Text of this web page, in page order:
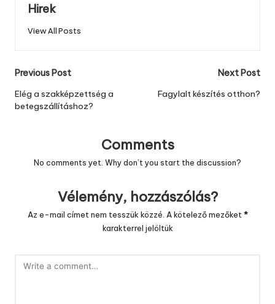
Hirek
View All Posts
Post
navigation
Previous Post
Elég a szakképzettség a
betegszállításhoz?
Next Post
Fagylalt készítés otthon?
Comments
No comments yet. Why don’t you start the discussion?
Vélemény, hozzászólás?
Az e-mail címet nem tesszük közzé. A kötelező mezőket *
karakterrel jelöltük